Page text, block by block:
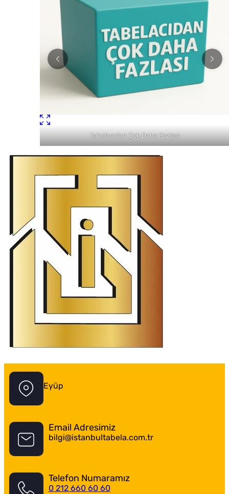
Tabelacıdan Çok Daha Fazlası
Eyüp
Email Adresimiz
bilgi@istanbultabela.com.tr
Telefon Numaramız
0 212 660 60 60